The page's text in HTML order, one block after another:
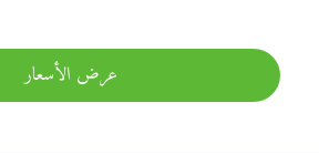
عرض الأسعار